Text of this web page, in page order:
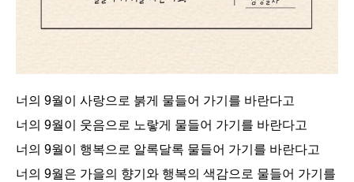
너의 9월이 사랑으로 붉게 물들어 가기를 바란다고
너의 9월이 웃음으로 노랗게 물들어 가기를 바란다고
너의 9월이 행복으로 알록달록 물들어 가기를 바란다고
너의 9월은 가을의 향기와 행복의 색감으로 물들어 가기를